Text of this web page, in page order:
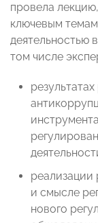
провела
ключевым
деятельностью
том числе
и смысле
нового